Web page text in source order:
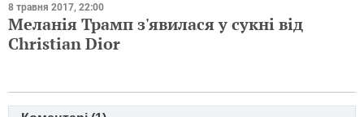
8 травня 2017, 22:00
Меланія Трамп з'явилася у сукні від
Christian Dior